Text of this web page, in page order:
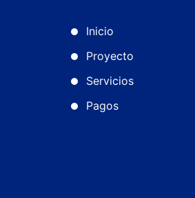
Inicio
Proyecto
Servicios
Pagos